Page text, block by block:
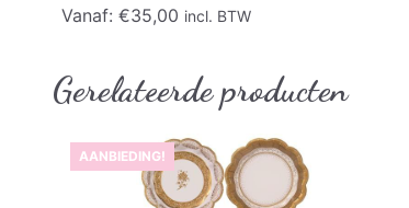
Vanaf: €35,00 incl. BTW
Gerelateerde producten
AANBIEDING!